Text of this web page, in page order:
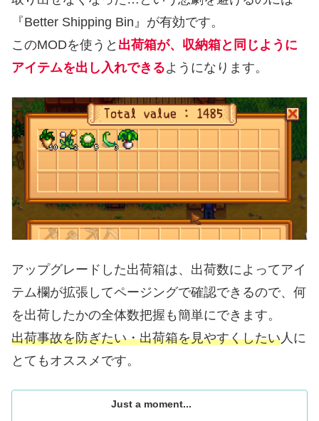
『Better Shipping Bin』が有効です。
このMODを使うと 出荷箱が、収納箱と同じように
アイテムを出し入れできるようになります。
アップグレードした出荷箱は、出荷数によってアイ
テム欄が拡張してページングで確認できるので、何
を出荷したかの全体数把握も簡単にできます。
出荷事故を防ぎたい・出荷箱を見やすくしたい 人に
とてもオススメです。
Just a moment...